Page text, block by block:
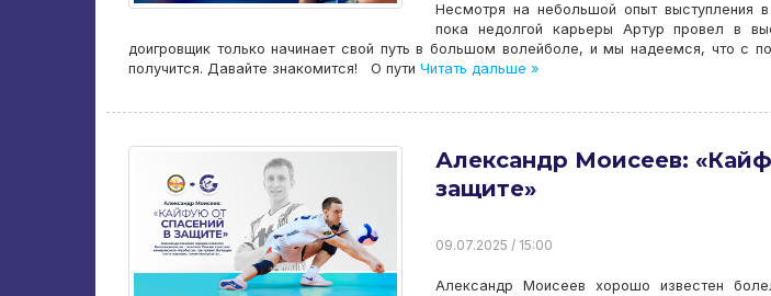
Несмотря на небольшой опыт выступления
пока недолгой карьеры Артур провел в
доигровщик только начинает свой путь в большом волейболе, и мы надеемся, что с
получится. Давайте знакомится! О пути Читать дальше »
Александр Моисеев:
защите»
09.07.2025 / 15:00
Александр Моисеев хорошо известен